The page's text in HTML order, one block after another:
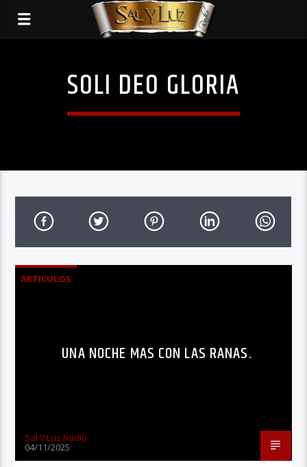
SOLI DEO GLORIA
ARTICULOS
UNA NOCHE MAS CON LAS RANAS.
Sal Y Luz Radio
04/11/2025